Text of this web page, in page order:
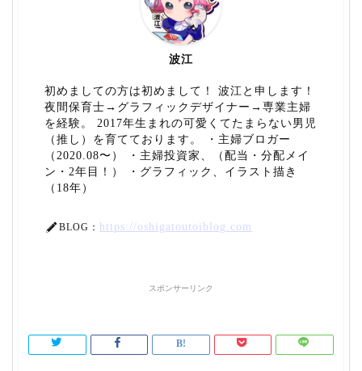
波江
初めましての方は初めまして！ 波江と申します！
夜間保育士→グラフィックデザイナー→専業主婦
を経験。 2017年生まれの可愛くてたまらない男児
（推し）を育てております。 ・主婦ブロガー
（2020.08〜） ・主婦投資家、（配当・分配メイ
ン・2年目！） ・グラフィック、イラスト描き
（18年）
BLOG： https://oshigatoutoiblog.com
スポンサーリンク